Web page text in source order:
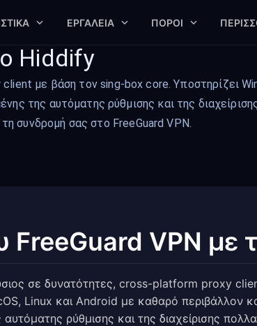
ΕΡΓΑΛΕΊΑ ΠΌΡΟΙ
Hiddify
με βάση τον sing-box core. Υποστηρίζει
της αυτόματης ρύθμισης και της
συνδρομή σας στο FreeGuard VPN.
FreeGuard VPN με
σε δυνατότητες, cross-platform proxy
Linux και Android με καθαρό περιβάλλον
ρύθμισης και της διαχείρισης